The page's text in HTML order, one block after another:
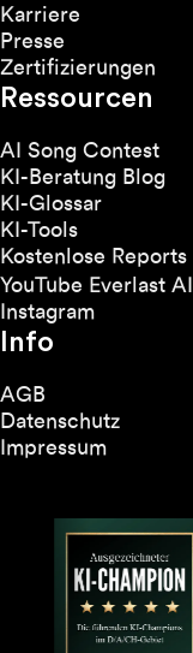
Karriere
Presse
Zertifizierungen
Ressourcen
AI Song Contest
KI-Beratung Blog
KI-Glossar
KI-Tools
Kostenlose Reports
YouTube Everlast AI
Instagram
Info
AGB
Datenschutz
Impressum